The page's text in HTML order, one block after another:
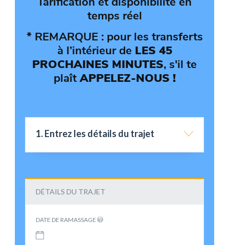
temps réel
* REMARQUE : pour les transferts
à l’intérieur de LES 45
PROCHAINES MINUTES, s'il te
plaîtAPPELEZ-NOUS !
1. Entrez les détails du trajet
DÉTAILS DU TRAJET
DATE DE RAMASSAGE